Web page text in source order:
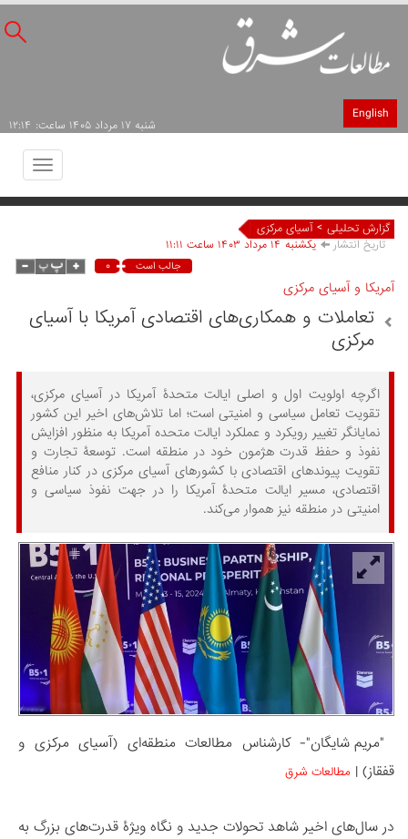
English
شنبه ۱۷ مرداد ۱۴۰۵ ساعت: ۱۲:۱۴
Toggle
گزارش تحلیلی > آسیای مرکزی
تاریخ انتشار
يکشنبه ۱۴ مرداد ۱۴۰۳ ساعت ۱۱:۱۱
جالب است ۰
آمریکا و آسیای مرکزی
تعاملات و همکاری‌های اقتصادی آمریکا با آسیای
مرکزی
اگرچه اولویت اول و اصلی ایالت متحدۀ آمریکا در آسیای مرکزی،
تقویت تعامل سیاسی و امنیتی است؛ اما تلاش‌های اخیر این کشور
نمایانگر تغییر رویکرد و عملکرد ایالت متحده آمریکا به منظور افزایش
نفوذ و حفظ قدرت هژمون خود در منطقه است. توسعۀ تجارت و
تقویت پیوندهای اقتصادی با کشورهای آسیای مرکزی در کنار منافع
اقتصادی، مسیر ایالت متحدۀ آمریکا را در جهت نفوذ سیاسی و
امنیتی در منطقه نیز هموار می‌کند.
"مریم شایگان"- کارشناس مطالعات منطقه‌ای (آسیای مرکزی و
قفقاز) | مطالعات شرق
در سال‌های اخیر شاهد تحولات جدید و نگاه ویژۀ قدرت‌های بزرگ به